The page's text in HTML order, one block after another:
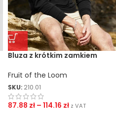
Bluza z krótkim zamkiem
Fruit of the Loom
SKU: 210.01
87.88 zł – 114.16 zł z VAT